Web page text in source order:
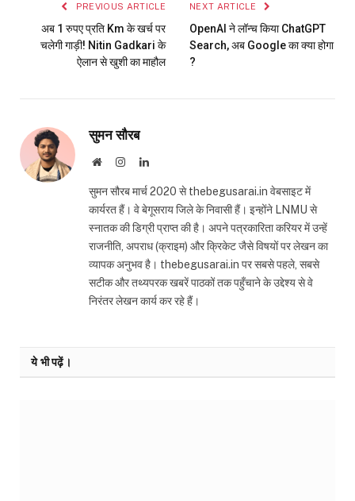
PREVIOUS ARTICLE
अब 1 रुपए प्रति Km के खर्च पर
चलेगी गाड़ी! Nitin Gadkari के
ऐलान से खुशी का माहौल
NEXT ARTICLE
OpenAI ने लॉन्च किया ChatGPT
Search, अब Google का क्या होगा
?
सुमन सौरब
WebsiteInstagramLinkedIn
सुमन सौरब मार्च 2020 से thebegusarai.in वेबसाइट में
कार्यरत हैं। वे बेगूसराय जिले के निवासी हैं। इन्होंने LNMU से
स्नातक की डिग्री प्राप्त की है। अपने पत्रकारिता करियर में उन्हें
राजनीति, अपराध (क्राइम) और क्रिकेट जैसे विषयों पर लेखन का
व्यापक अनुभव है। thebegusarai.in पर सबसे पहले, सबसे
सटीक और तथ्यपरक खबरें पाठकों तक पहुँचाने के उद्देश्य से वे
निरंतर लेखन कार्य कर रहे हैं।
ये भी पढ़ें।